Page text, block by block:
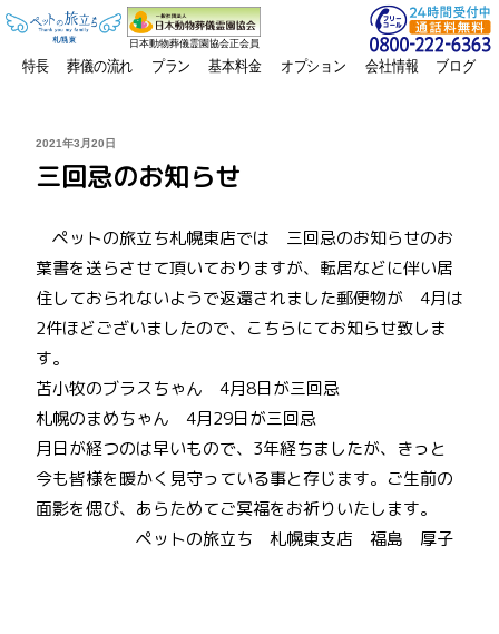
日本動物葬儀霊園協会正会員
特長 葬儀の流れ プラン 基本料金 オプション 会社情報 ブログ
投
日:
2021年3月20日
三回忌のお知らせ
ペットの旅立ち札幌東店では 三回忌のお知らせのお
葉書を送らさせて頂いておりますが、転居などに伴い居
住しておられないようで返還されました郵便物が 4月は
2件ほどございましたので、こちらにてお知らせ致しま
す。
苫小牧のブラスちゃん 4月8日が三回忌
札幌のまめちゃん 4月29日が三回忌
月日が経つのは早いもので、3年経ちましたが、きっと
今も皆様を暖かく見守っている事と存じます。ご生前の
面影を偲び、あらためてご冥福をお祈りいたします。
ペットの旅立ち 札幌東支店 福島 厚子